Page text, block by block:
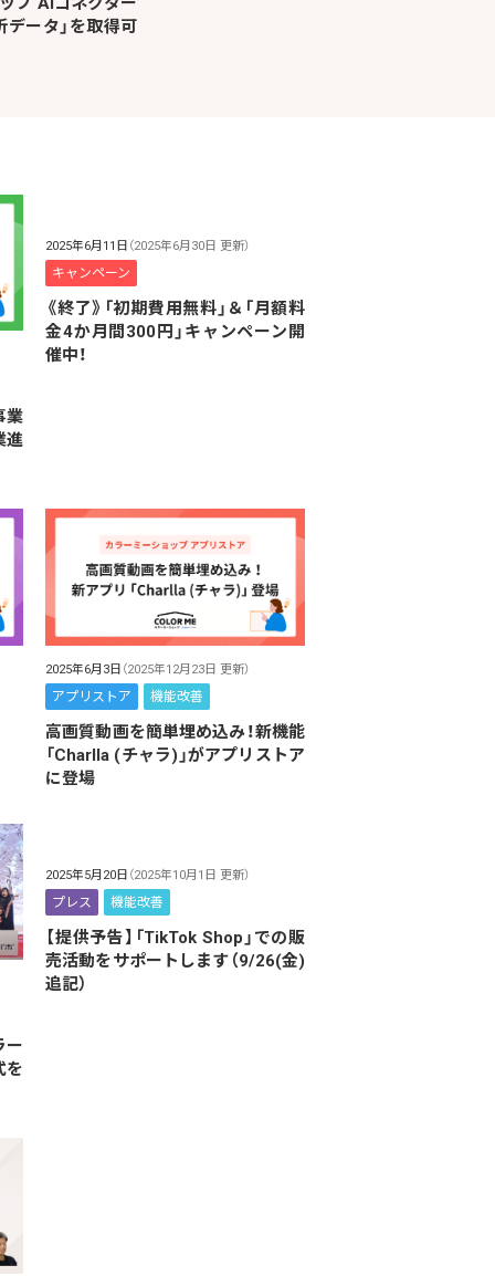
データ」を取得可
業
進
2025年6月11日 （2025年6月30日 更新）
キャンペーン
《終了》「初期費用無料」＆「月額料
金4か月間300円」キャンペーン開
催中！
2025年6月3日 （2025年12月23日 更新）
アプリストア 機能改善
高画質動画を簡単埋め込み！新機能
「Charlla (チャラ)」がアプリストア
に登場
ー
を
2025年5月20日 （2025年10月1日 更新）
プレス 機能改善
【提供予告】「TikTok Shop」での販
売活動をサポートします（9/26(金)
追記）